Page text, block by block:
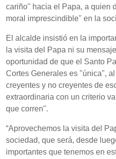
cariño" hacia el Papa, a quien
moral imprescindible" en la
El alcalde insistió en la
la visita del Papa ni su
oportunidad de que el Santo
Cortes Generales es "única",
creyentes y no creyentes de
extraordinaria con un criterio
que corren".
“Aprovechemos la visita del
sociedad, que será, desde
importantes que tenemos en